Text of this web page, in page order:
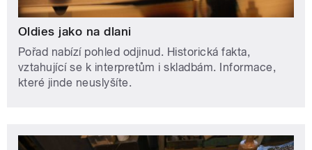
Oldies jako na dlani
Pořad nabízí pohled odjinud. Historická fakta,
vztahující se k interpretům i skladbám. Informace,
které jinde neuslyšíte.